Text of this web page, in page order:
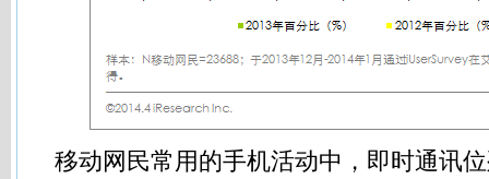
移动网民常用的手机活动中，即时通讯